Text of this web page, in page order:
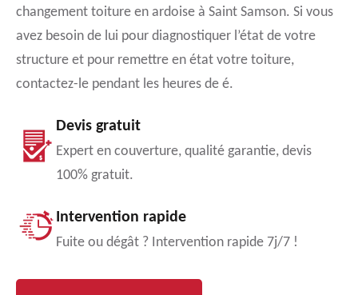
changement toiture en ardoise à Saint Samson. Si vous
avez besoin de lui pour diagnostiquer l’état de votre
structure et pour remettre en état votre toiture,
contactez-le pendant les heures de é.
Devis gratuit
Expert en couverture, qualité garantie, devis
100% gratuit.
Intervention rapide
Fuite ou dégât ? Intervention rapide 7j/7 !